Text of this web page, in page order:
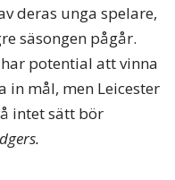
deras unga spelare,
säsongen pågår.
potential att vinna
in mål, men Leicester
intet sätt bör